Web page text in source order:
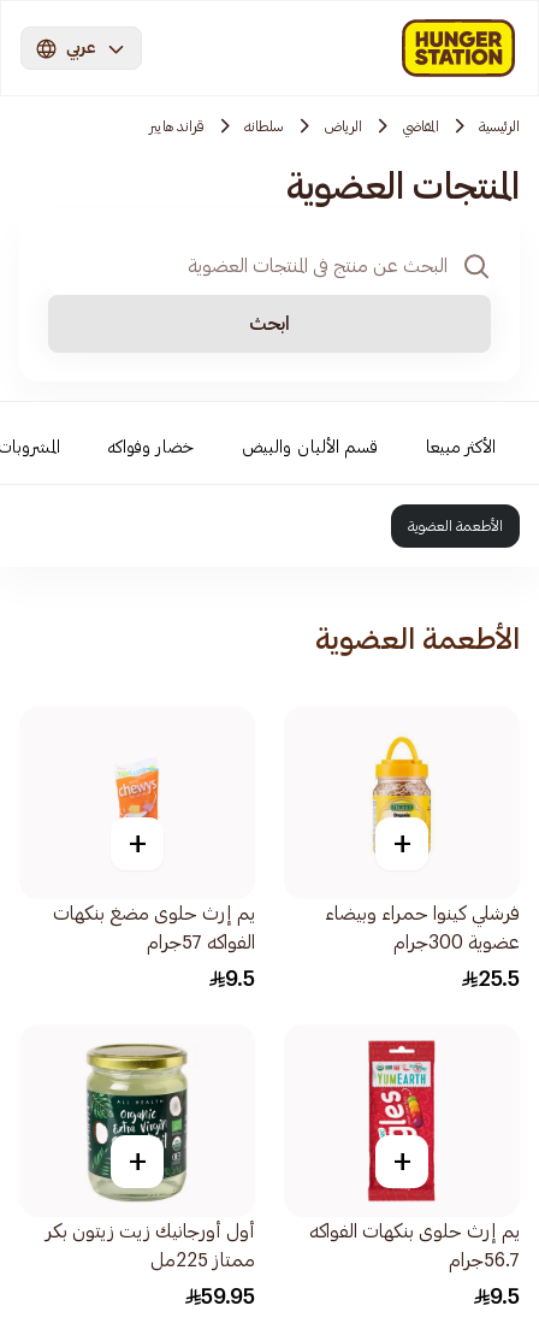
عربي
الرئيسية المقاضي الرياض سلطانه قراند هايبر
المنتجات العضوية
ابحث
الأكثر مبيعا قسم الألبان والبيض خضار وفواكه
الأطعمة العضوية
الأطعمة العضوية
+
فرشلي كينوا حمراء وبيضاء
عضوية 300جرام
25.5
+
يم إرث حلوى مضغ بنكهات
الفواكه 57جرام
9.5
+
يم إرث حلوى بنكهات الفواكه
56.7جرام
9.5
+
أول أورجانيك زيت زيتون بكر
ممتاز 225مل
59.95